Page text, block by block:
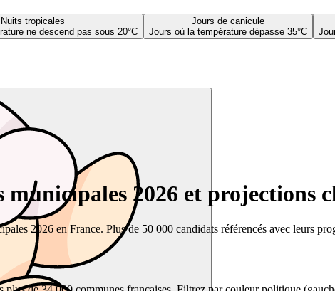
Nuits tropicales
ne descend pas sous 20°C
Jours de canicule
Jours où la température dépasse 35°C
2026 et projections
2026 en France. Plus de 50 000 candidats référencés avec leurs